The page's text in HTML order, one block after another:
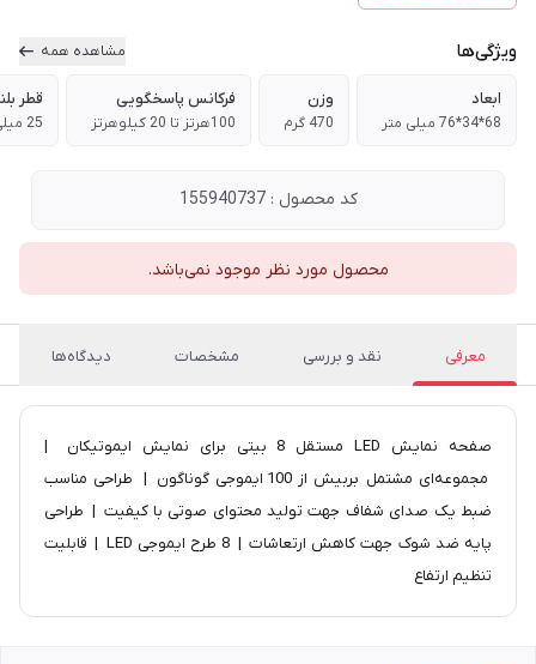
ویژگی‌ها مشاهده همه
ابعاد
68*34*76 میلی متر
وزن
470 گرم
فرکانس پاسخگویی
100هرتز تا 20 کیلوهرتز
قطر
25 میلی‌متر
کد محصول : 155940737
محصول مورد نظر موجود نمی‌باشد.
معرفی نقد و بررسی مشخصات دیدگاه‌ها
صفحه نمایش LED مستقل 8 بیتی برای نمایش ایموتیکان |
مجموعه‌ای مشتمل بربیش از 100 ایموجی گوناگون | طراحی مناسب
ضبط یک صدای شفاف جهت تولید محتوای صوتی با کیفیت | طراحی
پایه ضد شوک جهت کاهش ارتعاشات | 8 طرح ایموجی LED | قابلیت
تنظیم ارتفاع